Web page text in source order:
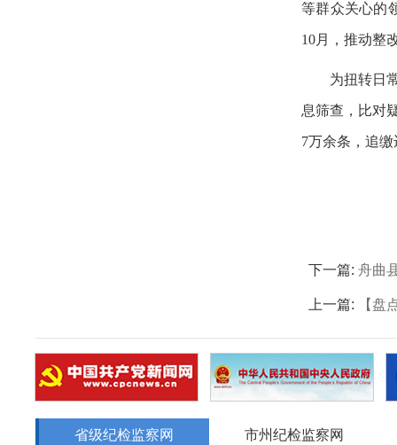
等群众关心的
10月，推动整
为扭转日
息筛查，比对
7万余条，追
下一篇: 舟曲
上一篇: 【盘
省级纪检监察网 市州纪检监察网